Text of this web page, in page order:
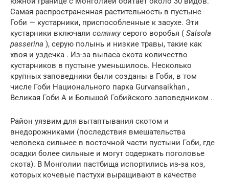
Самая распространенная растительность в пустыне
Гоби — кустарники, приспособленные к засухе. Эти
кустарники включали солянкусерого воробья ( Salsola
passerina ), серую полынь и низкие травы, такие как
хвоя и уздечка . Из-за выпаса скота количество
кустарников в пустыне уменьшилось. Несколько
крупных заповедники были созданы в Гоби, в том
числе Гоби Национального парка Gurvansaikhan ,
Великая Гоби А и Большой Гобийского заповедником .
Район уязвим для вытаптывания скотом и
внедорожниками (последствия вмешательства
человека сильнее в восточной части пустыни Гоби, где
осадки более сильные и могут содержать поголовье
скота). В Монголии пастбища испортились из-за коз,
которых кочевые пастухи выращивают в качестве